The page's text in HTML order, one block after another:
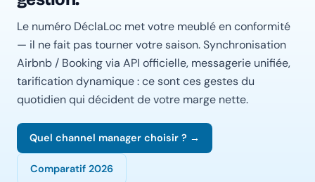
Le numéro DéclaLoc met votre meublé en conformité
— il ne fait pas tourner votre saison. Synchronisation
Airbnb / Booking via API officielle, messagerie unifiée,
tarification dynamique : ce sont ces gestes du
quotidien qui décident de votre marge nette.
Quel channel manager choisir ? →
Comparatif 2026